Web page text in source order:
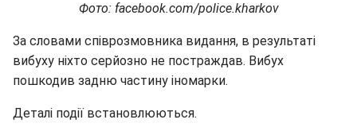
Фото: facebook.com/police.kharkov
За словами співрозмовника видання, в результаті
вибуху ніхто серйозно не постраждав. Вибух
пошкодив задню частину іномарки.
Деталі події встановлюються.